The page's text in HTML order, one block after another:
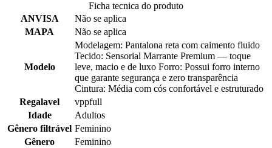
Ficha tecnica do produto
ANVISA
Não se aplica
MAPA
Não se aplica
Modelo
Modelagem: Pantalona reta com caimento fluido
Tecido: Sensorial Marrante Premium — toque
leve, macio e de luxo Forro: Possui forro interno
que garante segurança e zero transparência
Cintura: Média com cós confortável e estruturado
Regalavel
vppfull
Idade
Adultos
Gênero filtrável Feminino
Gênero
Feminino